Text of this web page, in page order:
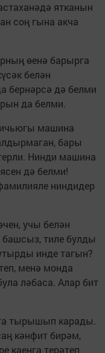
ятканын
соң гына акча
өенә барырга
белән
бернәрсә дә белми
да белми.
машина
бары
Нинди машина
дә белми!
ниндидер
учы белән
тиле булды
инде тагын?
менә монда
ләбаса. Алар бит
тырышып карады.
кәнфит бирәм,
каенга терәтеп